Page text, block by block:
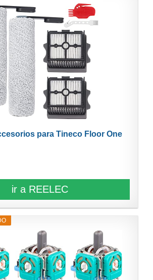
para Tineco Floor One
ir a REELEC